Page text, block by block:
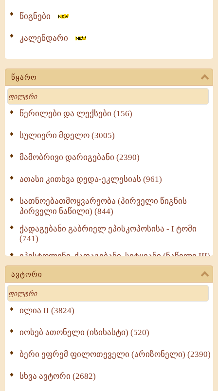
წიგნები
კალენდარი
წყარო
Search
წერილები და ლექსები (156)
სულიერი მდელო (3005)
მამობრივი დარიგებანი (2390)
ათასი კითხვა დედა-ეკლესიას (961)
სათნოებათმოყვარეობა (პირველი წიგნის
პირველი ნაწილი) (844)
ქადაგებანი გაბრიელ ეპისკოპოსისა - I ტომი
(741)
ეპისტოლენი, ქადაგებანი, სიტყვანი (ნაწილი III)
(723)
მოძღვრის ძალზე სასარგებლო რჩევები
მრევლისათვის (545)
Wisdomge (514)
ქადაგებანი გაბრიელ ეპისკოპოსისა - II ტომი
სულიერი ცხოვრების სახელმძღვანელო -
ნაწილი II (369)
ავტორი
Search
ილია II (3824)
იოსებ ათონელი (ისიხასტი) (520)
ბერი ეფრემ ფილოთეველი (არიზონელი) (2390)
სხვა ავტორი (2682)